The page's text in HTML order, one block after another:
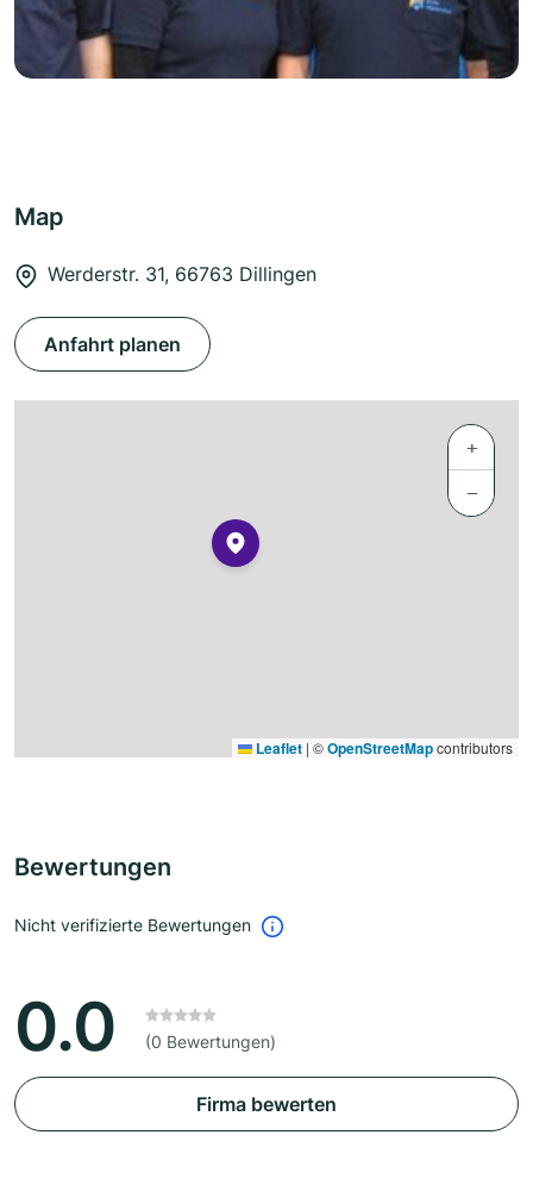
Map
Werderstr. 31, 66763 Dillingen
Anfahrt planen
+
−
Leaflet | ©OpenStreetMapcontributors
Bewertungen
Nicht verifizierte Bewertungen
0.0 (0 Bewertungen)
Firma bewerten